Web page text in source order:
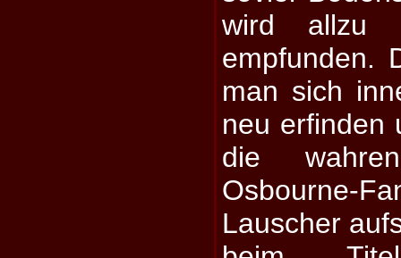
wird allzu
empfunden.
man sich
neu erfinden
die
Lauscher